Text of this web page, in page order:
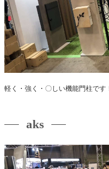
軽く・強く・〇しい機能門柱です
aks